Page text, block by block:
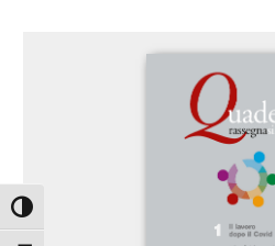
Attiva/disattiva alto contrasto